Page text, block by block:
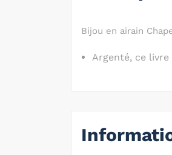
Bijou en airain
Argenté, ce